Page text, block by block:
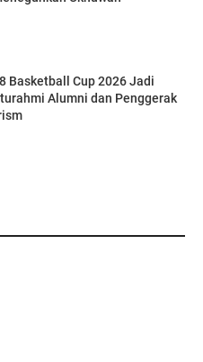
Basketball Cup 2026 Jadi
Alumni dan Penggerak